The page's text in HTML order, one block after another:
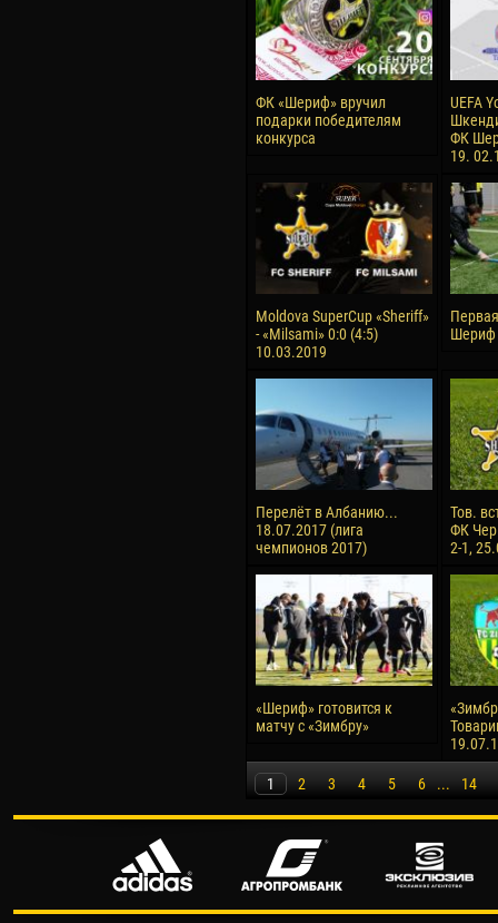
ФК «Шериф» вручил
подарки победителям
конкурса
UEFA
ФК
19.
Moldova SuperCup «Sheriff»
- «Milsami» 0:0 (4:5)
10.03.2019
Шериф
Перелёт в Албанию...
18.07.2017 (лига
чемпионов 2017)
Тов.
ФК
2-1,
«Шериф» готовится к
матчу с «Зимбру»
1 2 3 4 5 6 ... 14